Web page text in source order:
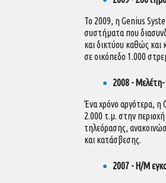
Το 2009, η Genius
συστήματα που
και δικτύου καθώς
σε οικόπεδο 1.000
2008 -
Ένα χρόνο αργότερα, η
2.000 τ.μ. στην
τηλεόρασης,
και κατάσβεσης.
2007 - Η/Μ